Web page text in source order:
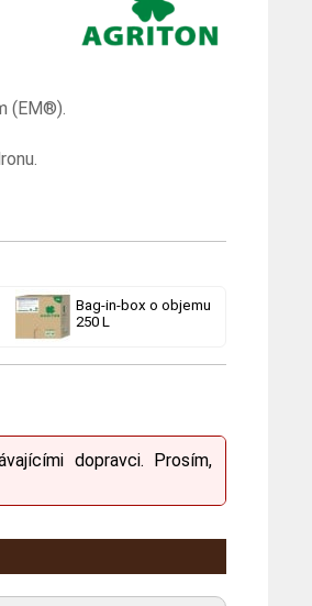
(EM®).
Bag-in-box o objemu
250 L
dopravci. Prosím,